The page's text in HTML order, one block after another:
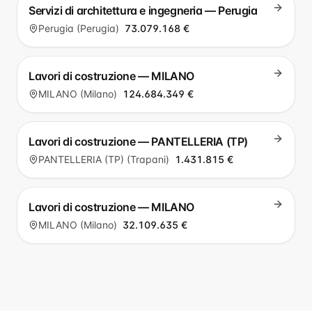
Servizi di architettura e ingegneria — Perugia
Perugia (Perugia) 73.079.168 €
Lavori di costruzione — MILANO
MILANO (Milano) 124.684.349 €
Lavori di costruzione — PANTELLERIA (TP)
PANTELLERIA (TP) (Trapani) 1.431.815 €
Lavori di costruzione — MILANO
MILANO (Milano) 32.109.635 €